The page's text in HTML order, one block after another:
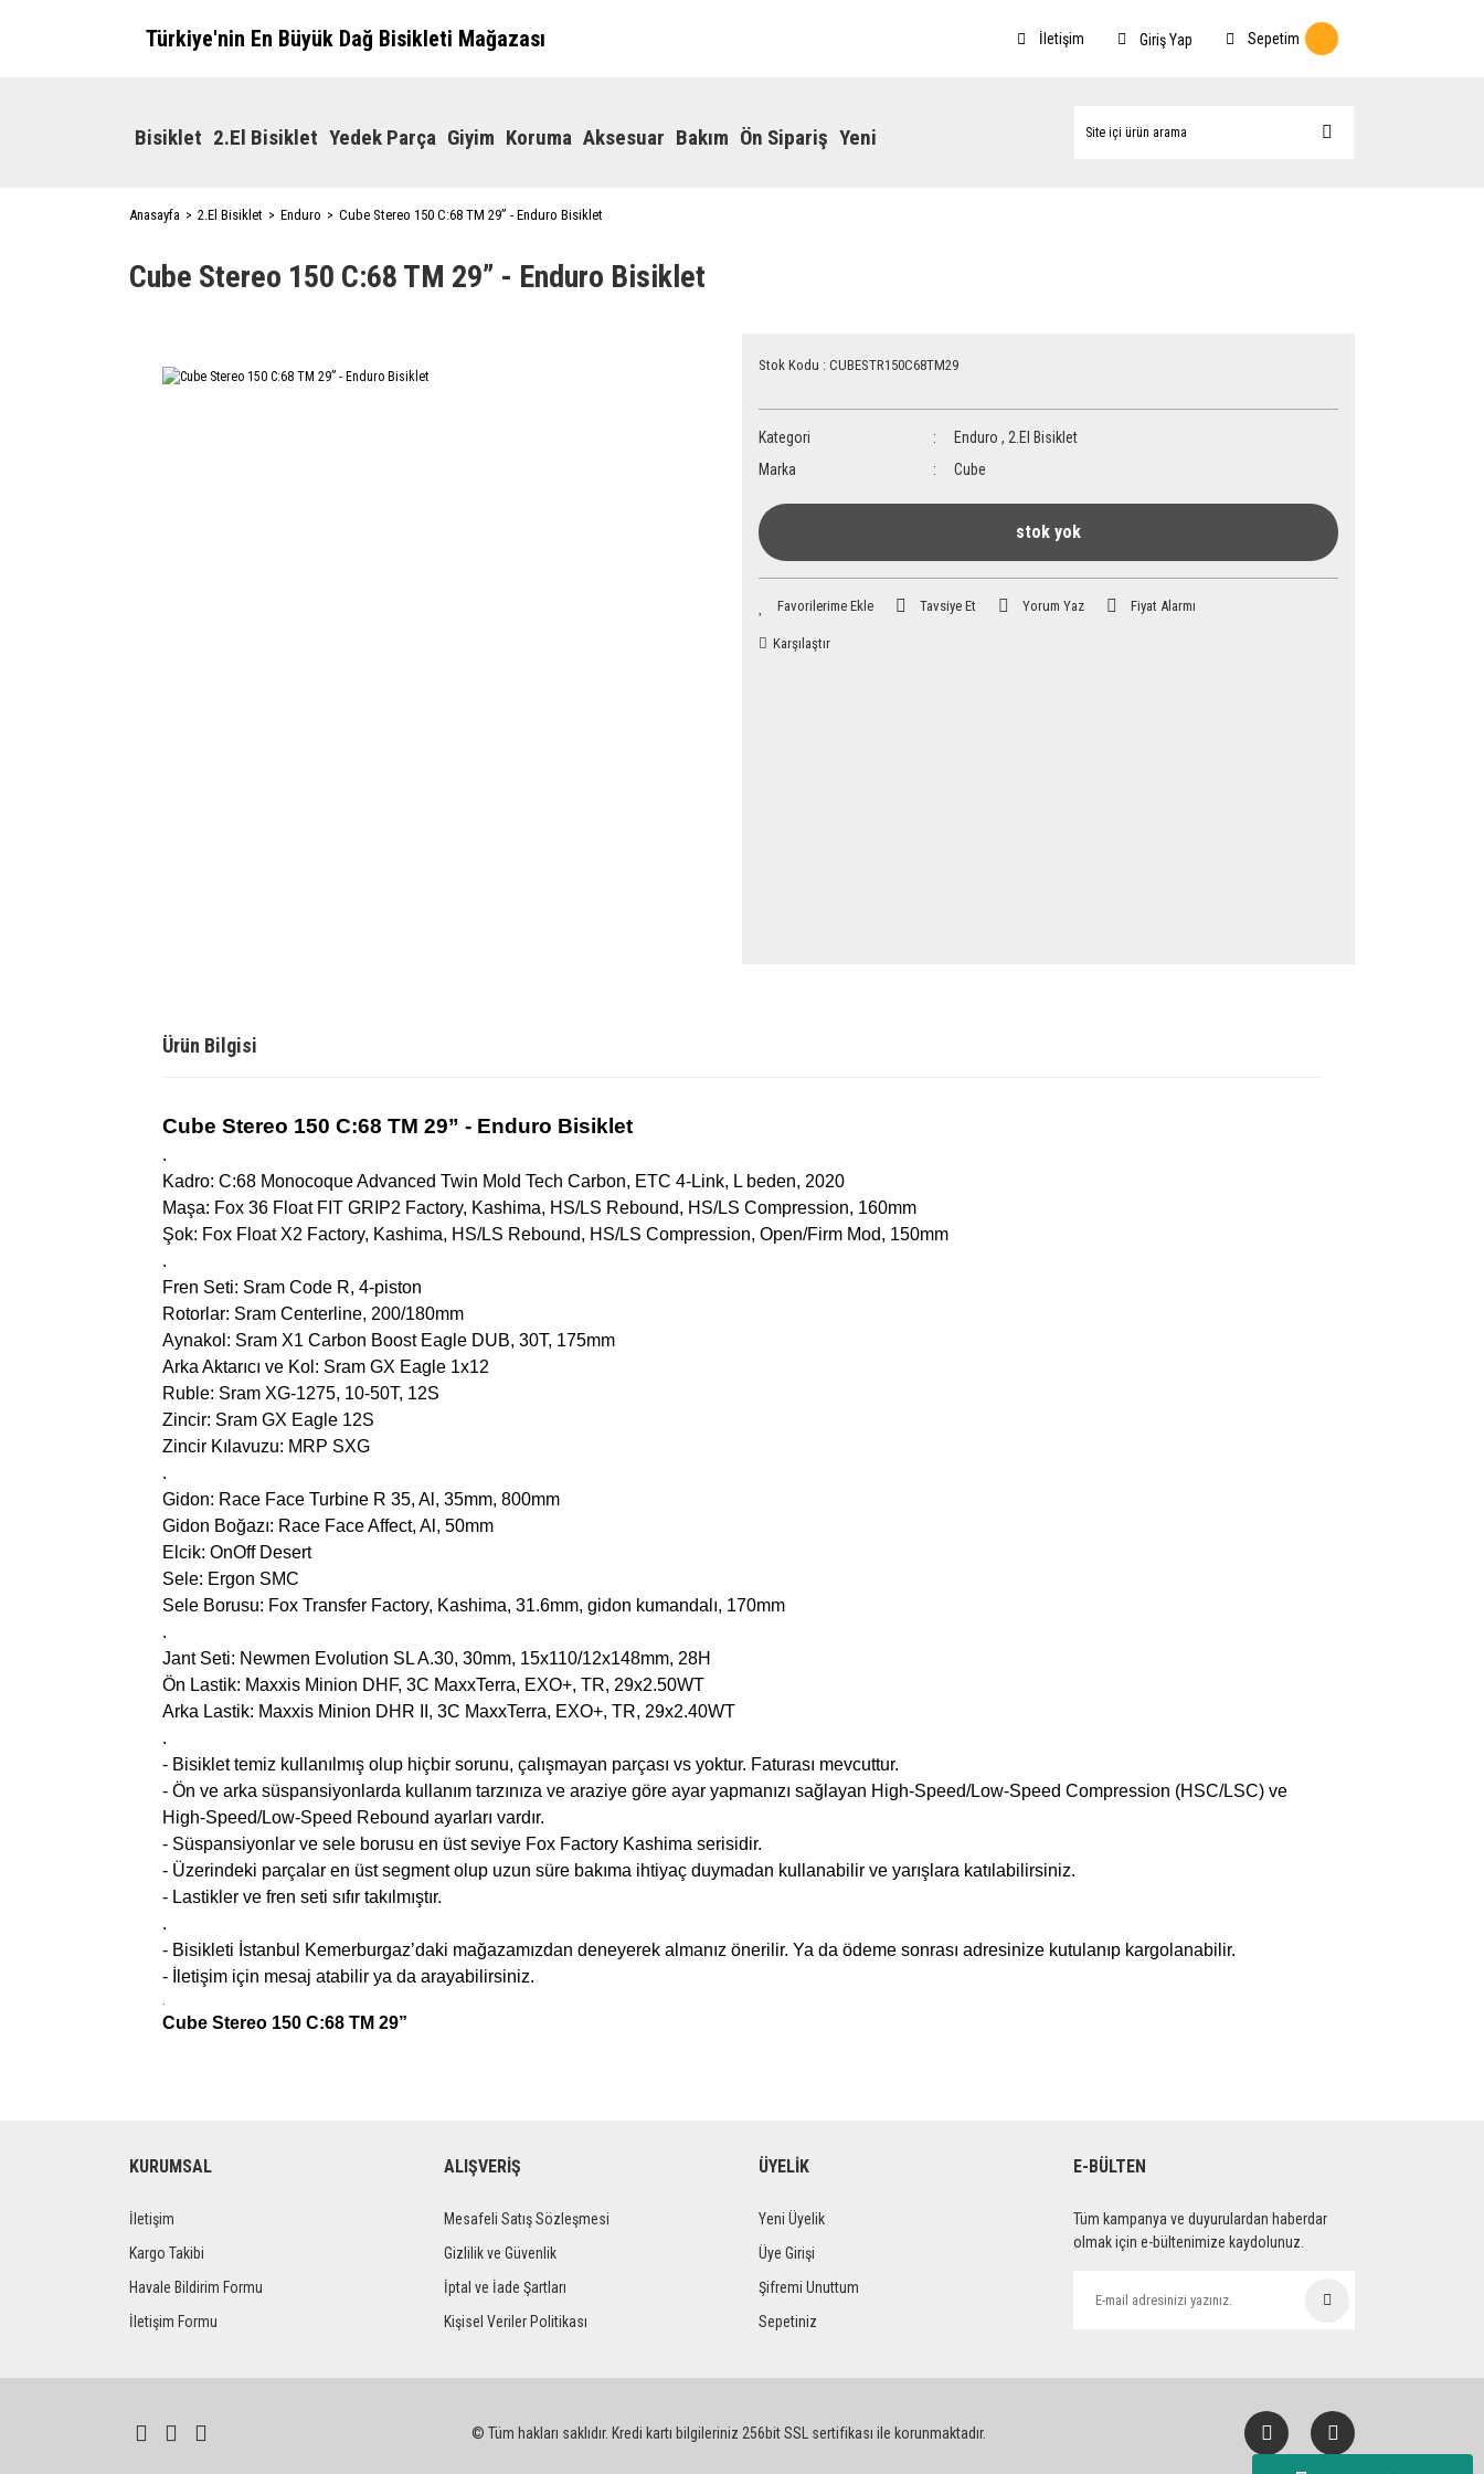
Türkiye'nin En Büyük Dağ Bisikleti Mağazası İletişim Giriş Yap Sepetim
Bisiklet 2.El Bisiklet Yedek Parça Giyim Koruma Aksesuar Bakım Ön Sipariş Yeni
Anasayfa 2.El Bisiklet Enduro Cube Stereo 150 C:68 TM 29” - Enduro Bisiklet
Cube Stereo 150 C:68 TM 29” - Enduro Bisiklet
Stok Kodu : CUBESTR150C68TM29
Kategori Enduro , 2.El Bisiklet
Marka
Cube
stok yok
Tavsiye Et Yorum Yaz Fiyat Alarmı
Karşılaştır
Ürün Bilgisi
Cube Stereo 150 C:68 TM 29” - Enduro Bisiklet
.
Kadro: C:68 Monocoque Advanced Twin Mold Tech Carbon, ETC 4-Link, L beden, 2020
Maşa: Fox 36 Float FIT GRIP2 Factory, Kashima, HS/LS Rebound, HS/LS Compression, 160mm
Şok: Fox Float X2 Factory, Kashima, HS/LS Rebound, HS/LS Compression, Open/Firm Mod, 150mm
.
Fren Seti: Sram Code R, 4-piston
Rotorlar: Sram Centerline, 200/180mm
Aynakol: Sram X1 Carbon Boost Eagle DUB, 30T, 175mm
Arka Aktarıcı ve Kol: Sram GX Eagle 1x12
Ruble: Sram XG-1275, 10-50T, 12S
Zincir: Sram GX Eagle 12S
Zincir Kılavuzu: MRP SXG
.
Gidon: Race Face Turbine R 35, Al, 35mm, 800mm
Gidon Boğazı: Race Face Affect, Al, 50mm
Elcik: OnOff Desert
Sele: Ergon SMC
Sele Borusu: Fox Transfer Factory, Kashima, 31.6mm, gidon kumandalı, 170mm
.
Jant Seti: Newmen Evolution SL A.30, 30mm, 15x110/12x148mm, 28H
Ön Lastik: Maxxis Minion DHF, 3C MaxxTerra, EXO+, TR, 29x2.50WT
Arka Lastik: Maxxis Minion DHR II, 3C MaxxTerra, EXO+, TR, 29x2.40WT
.
- Bisiklet temiz kullanılmış olup hiçbir sorunu, çalışmayan parçası vs yoktur. Faturası mevcuttur.
- Ön ve arka süspansiyonlarda kullanım tarzınıza ve araziye göre ayar yapmanızı sağlayan High-Speed/Low-Speed Compression (HSC/LSC) ve
High-Speed/Low-Speed Rebound ayarları vardır.
- Süspansiyonlar ve sele borusu en üst seviye Fox Factory Kashima serisidir.
- Üzerindeki parçalar en üst segment olup uzun süre bakıma ihtiyaç duymadan kullanabilir ve yarışlara katılabilirsiniz.
- Lastikler ve fren seti sıfır takılmıştır.
.
- Bisikleti İstanbul Kemerburgaz’daki mağazamızdan deneyerek almanız önerilir. Ya da ödeme sonrası adresinize kutulanıp kargolanabilir.
- İletişim için mesaj atabilir ya da arayabilirsiniz.
.
Cube Stereo 150 C:68 TM 29”
KURUMSAL
İletişim
Kargo Takibi
Havale Bildirim Formu
İletişim Formu
ALIŞVERİŞ
Mesafeli Satış Sözleşmesi
Gizlilik ve Güvenlik
İptal ve İade Şartları
Kişisel Veriler Politikası
ÜYELİK
Yeni Üyelik
Üye Girişi
Şifremi Unuttum
Sepetiniz
E-BÜLTEN
Tüm kampanya ve duyurulardan haberdar
olmak için e-bültenimize kaydolunuz.
© Tüm hakları saklıdır. Kredi kartı bilgileriniz 256bit SSL sertifikası ile korunmaktadır.